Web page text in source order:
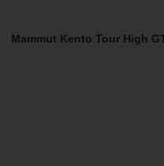
Mammut Kento Tour High